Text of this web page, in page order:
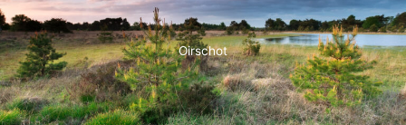
Oirschot